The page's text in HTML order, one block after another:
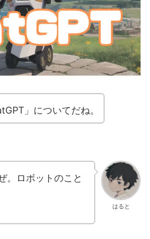
」についてだね。
はると
。ロボットのこと